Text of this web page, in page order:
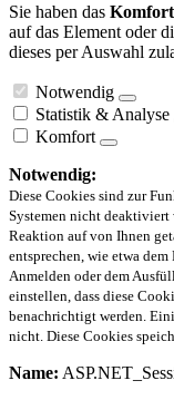
Sie haben das
auf das Element oder
dieses per Auswahl
Notwendig
Statistik & Analyse
Komfort
Notwendig:
Diese Cookies sind zur
Systemen nicht deaktiviert
Reaktion auf von Ihnen
entsprechen, wie etwa
Anmelden oder dem
einstellen, dass diese
benachrichtigt werden.
nicht. Diese Cookies
Name: